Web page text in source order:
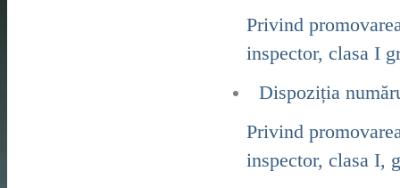
Privind
inspector, clasa I
Dispoziția
Privind
inspector, clasa I,